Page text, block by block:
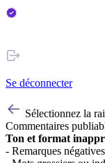
Se déconnecter
Sélectionnez la
Commentaires
Ton et format
- Remarques